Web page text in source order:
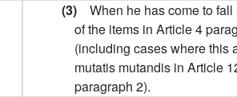
(3) When he has come to
of the items in Article 4
(including cases where this
mutatis mutandis in Article
paragraph 2).